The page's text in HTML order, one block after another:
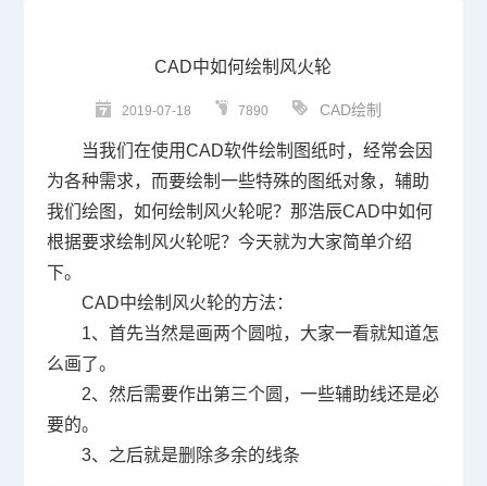
CAD中如何绘制风火轮
2019-07-18 7890 CAD绘制
当我们在使用CAD软件绘制图纸时，经常会因
为各种需求，而要绘制一些特殊的图纸对象，辅助
我们绘图，如何绘制风火轮呢？那浩辰CAD中如何
根据要求绘制风火轮呢？今天就为大家简单介绍
下。
CAD中绘制风火轮的方法：
1、首先当然是画两个圆啦，大家一看就知道怎
么画了。
2、然后需要作出第三个圆，一些辅助线还是必
要的。
3、之后就是删除多余的线条